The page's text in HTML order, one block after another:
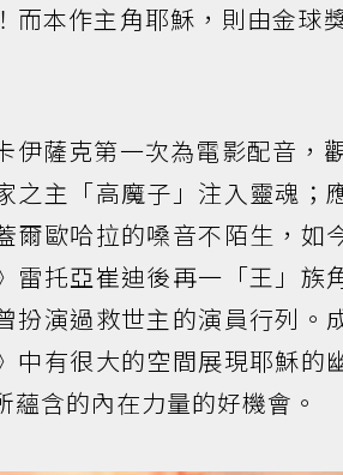
而本作主角耶穌，則由金球
伊薩克第一次為電影配音，
之主「高魔子」注入靈魂
爾歐哈拉的嗓音不陌生，
雷托亞崔迪後再一「王」族
扮演過救世主的演員行列。
中有很大的空間展現耶穌
蘊含的內在力量的好機會。